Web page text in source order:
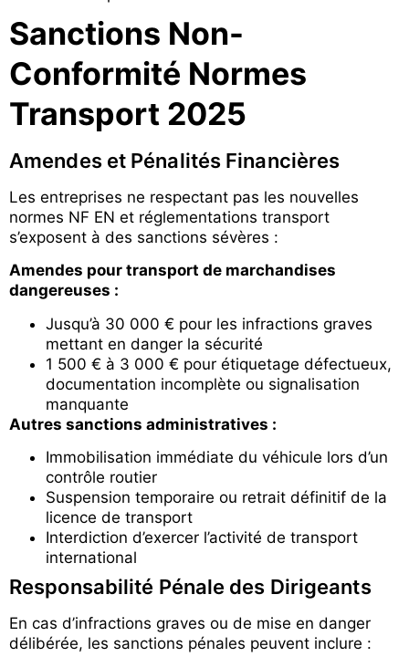
Sanctions Non-
Conformité Normes
Transport 2025
Amendes et Pénalités Financières
Les entreprises ne respectant pas les nouvelles
normes NF EN et réglementations transport
s’exposent à des sanctions sévères :
Amendes pour transport de marchandises
dangereuses :
Jusqu’à 30 000 € pour les infractions graves
mettant en danger la sécurité
1 500 € à 3 000 € pour étiquetage défectueux,
documentation incomplète ou signalisation
manquante
Autres sanctions administratives :
Immobilisation immédiate du véhicule lors d’un
contrôle routier
Suspension temporaire ou retrait définitif de la
licence de transport
Interdiction d’exercer l’activité de transport
international
Responsabilité Pénale des Dirigeants
En cas d’infractions graves ou de mise en danger
délibérée, les sanctions pénales peuvent inclure :